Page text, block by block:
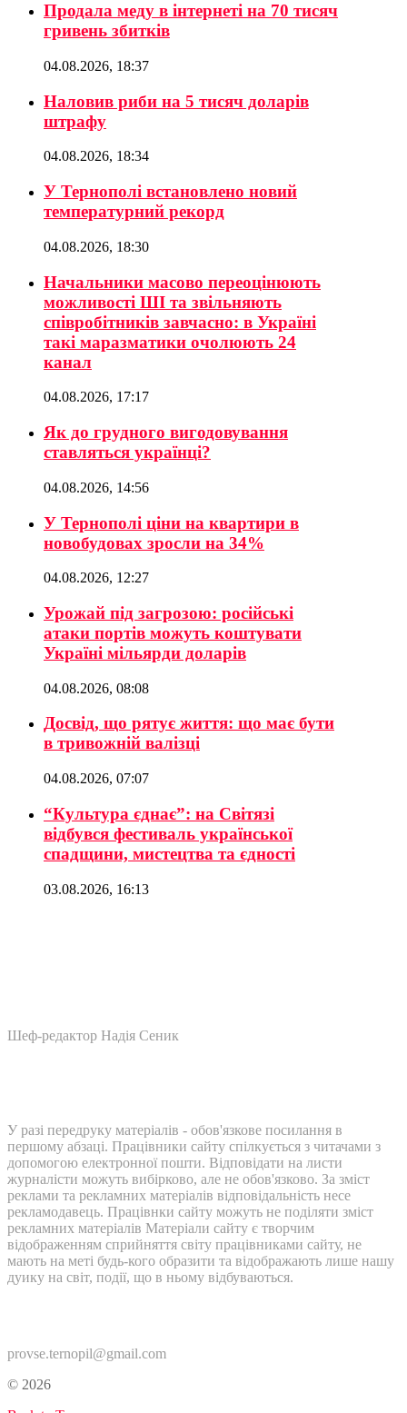
Продала меду в інтернеті на 70 тисяч
гривень збитків
04.08.2026, 18:37
Наловив риби на 5 тисяч доларів
штрафу
04.08.2026, 18:34
У Тернополі встановлено новий
температурний рекорд
04.08.2026, 18:30
Начальники масово переоцінюють
можливості ШІ та звільняють
співробітників завчасно: в Україні
такі маразматики очолюють 24
канал
04.08.2026, 17:17
Як до грудного вигодовування
ставляться українці?
04.08.2026, 14:56
У Тернополі ціни на квартири в
новобудовах зросли на 34%
04.08.2026, 12:27
Урожай під загрозою: російські
атаки портів можуть коштувати
Україні мільярди доларів
04.08.2026, 08:08
Досвід, що рятує життя: що має бути
в тривожній валізці
04.08.2026, 07:07
“Культура єднає”: на Світязі
відбувся фестиваль української
спадщини, мистецтва та єдності
03.08.2026, 16:13
Шеф-редактор Надія Сеник
У разі передруку матеріалів - обов'язкове посилання в
першому абзаці. Працівники сайту спілкується з читачами з
допомогою електронної пошти. Відповідати на листи
журналісти можуть вибірково, але не обов'язково. За зміст
реклами та рекламних матеріалів відповідальність несе
рекламодавець. Працівнки сайту можуть не поділяти зміст
рекламних матеріалів Матеріали сайту є творчим
відображенням сприйняття світу працівниками сайту, не
мають на меті будь-кого образити та відображають лише нашу
дуику на світ, події, що в ньому відбуваються.
provse.ternopil@gmail.com
© 2026